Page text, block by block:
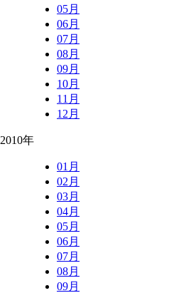
05月
06月
07月
08月
09月
10月
11月
12月
2010年
01月
02月
03月
04月
05月
06月
07月
08月
09月